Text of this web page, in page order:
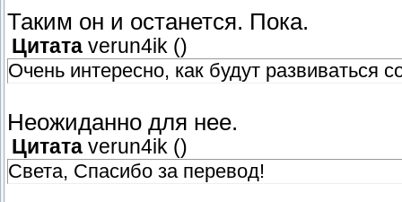
Таким он и останется. Пока.
Цитата verun4ik ()
Очень интересно, как будут развиваться
Неожиданно для нее.
Цитата verun4ik ()
Света, Спасибо за перевод!